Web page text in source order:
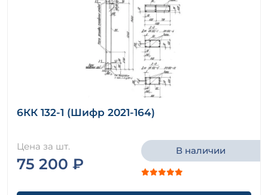
6КК 132-1 (Шифр 2021-164)
Цена за шт.
75 200 ₽
В наличии